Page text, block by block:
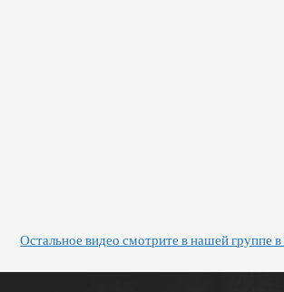
Остальное видео смотрите в нашей группе